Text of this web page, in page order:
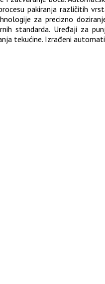
pakiranja različitih
za precizno
standarda. Uređaji za
tekućine. Izrađeni